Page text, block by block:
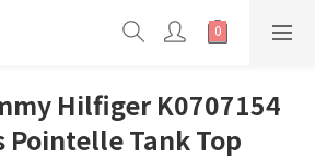
Hilfiger K0707154
Pointelle Tank Top